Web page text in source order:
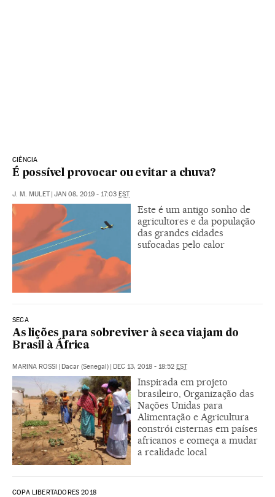
CIÊNCIA
É possível provocar ou evitar a chuva?
J. M. MULET | JAN 08, 2019 - 17:03 EST
Este é um antigo sonho de
agricultores e da população
das grandes cidades
sufocadas pelo calor
SECA
As lições para sobreviver à seca viajam do
Brasil à África
MARINA ROSSI | Dacar (Senegal) | DEC 13, 2018 - 18:52 EST
Inspirada em projeto
brasileiro, Organização das
Nações Unidas para
Alimentação e Agricultura
constrói cisternas em países
africanos e começa a mudar
a realidade local
COPA LIBERTADORES 2018